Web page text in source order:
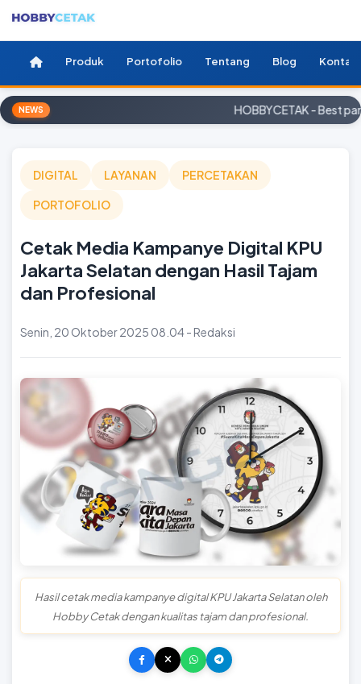
Produk Portofolio Tentang Blog Kontak
NEWS HOBBYCETAK - Best
DIGITAL LAYANAN PERCETAKAN
PORTOFOLIO
Cetak Media Kampanye Digital KPU
Jakarta Selatan dengan Hasil Tajam
dan Profesional
Senin, 20 Oktober 2025 08.04 - Redaksi
Hasil cetak media kampanye digital KPU Jakarta Selatan oleh
Hobby Cetak dengan kualitas tajam dan profesional.